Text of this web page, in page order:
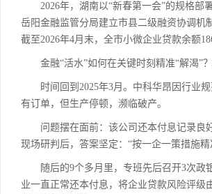
2026年，湖南以“新春第一会”的规格部
岳阳金融监管分局建立市县二级融资协调机
截至2026年4月末，全市小微企业贷款余额
金融“活水”如何在关键时刻精准“解渴”
时间回到2025年3月。中科华昂因行业规
有订单，但生产停顿，濒临破产。
问题摆在面前：该公司还本付息记录良
现场研判后，答案坚定：“按一企一策措施
随后的9个多月里，专班先后召开3次政
业一直正常还本付息，将企业贷款风险评级